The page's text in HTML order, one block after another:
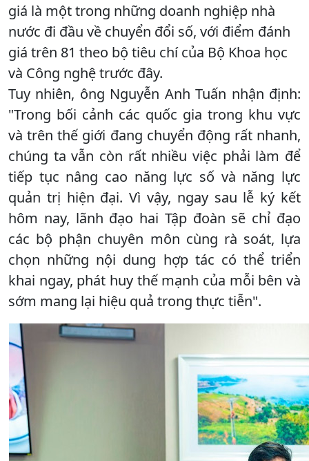
giá là một trong những doanh nghiệp nhà
nước đi đầu về chuyển đổi số, với điểm đánh
giá trên 81 theo bộ tiêu chí của Bộ Khoa học
và Công nghệ trước đây.
Tuy nhiên, ông Nguyễn Anh Tuấn nhận định:
"Trong bối cảnh các quốc gia trong khu vực
và trên thế giới đang chuyển động rất nhanh,
chúng ta vẫn còn rất nhiều việc phải làm để
tiếp tục nâng cao năng lực số và năng lực
quản trị hiện đại. Vì vậy, ngay sau lễ ký kết
hôm nay, lãnh đạo hai Tập đoàn sẽ chỉ đạo
các bộ phận chuyên môn cùng rà soát, lựa
chọn những nội dung hợp tác có thể triển
khai ngay, phát huy thế mạnh của mỗi bên và
sớm mang lại hiệu quả trong thực tiễn".